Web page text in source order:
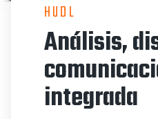
HUDL
Análisis,
integrada